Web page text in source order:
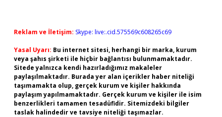
Reklam ve İletişim: Skype: live:.cid.575569c608265c69
Yasal Uyarı: Bu internet sitesi, herhangi bir marka, kurum
veya şahıs şirketi ile hiçbir bağlantısı bulunmamaktadır.
Sitede yalnızca kendi hazırladığımız makaleler
paylaşılmaktadır. Burada yer alan içerikler haber niteliği
taşımamakta olup, gerçek kurum ve kişiler hakkında
paylaşım yapılmamaktadır. Gerçek kurum ve kişiler ile isim
benzerlikleri tamamen tesadüfidir. Sitemizdeki bilgiler
taslak halindedir ve tavsiye niteliği taşımazlar.